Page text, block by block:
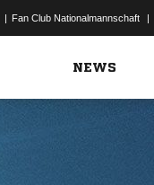
| Fan Club Nationalmannschaft |
NEWS